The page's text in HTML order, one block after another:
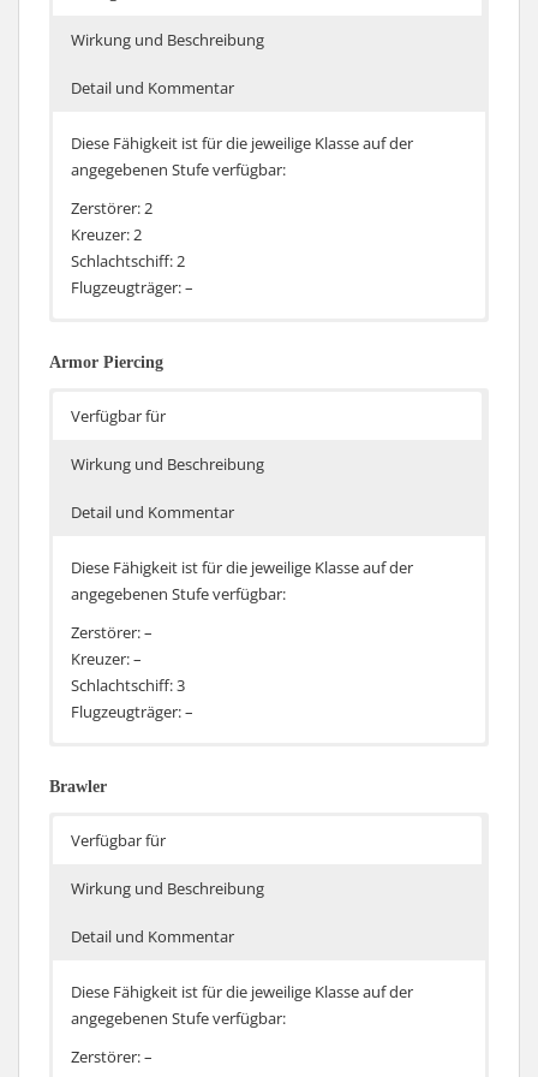
bis zur Minotaur) nutzlos.
Wirkung und Beschreibung
Detail und Kommentar
Diese Fähigkeit ist für die jeweilige Klasse auf der
angegebenen Stufe verfügbar:
Zerstörer: 2
Kreuzer: 2
Schlachtschiff: 2
Flugzeugträger: –
Hauptgeschützen zielen wird angezeigt
Armor Piercing
Verfügbar für
Wirkung und Beschreibung
Detail und Kommentar
Diese Fähigkeit ist für die jeweilige Klasse auf der
angegebenen Stufe verfügbar:
Zerstörer: –
Kreuzer: –
Schlachtschiff: 3
Flugzeugträger: –
um 5%, die Dauer von Bränden und Flutungen steigt
Expert bekommen Schlachtschiffe den Bonusschaden
wird diese Fähigkeit nicht zu einem “must have” oder
sein.
Brawler
Verfügbar für
Wirkung und Beschreibung
Detail und Kommentar
Diese Fähigkeit ist für die jeweilige Klasse auf der
angegebenen Stufe verfügbar:
Zerstörer: –